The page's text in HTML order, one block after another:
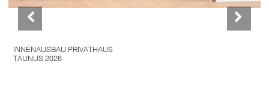
INNENAUSBAU PRIVATHAUS
TAUNUS 2026